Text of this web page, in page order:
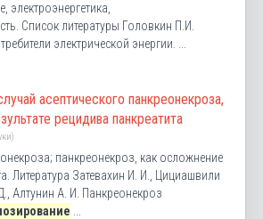
электроэнергетика,
Список литературы Головкин П.И.
электрической энергии. ...
асептического панкреонекроза,
рецидива панкреатита
панкреонекроз, как осложнение
Литература Затевахин И. И., Цициашвили
Алтунин А. И. Панкреонекроз